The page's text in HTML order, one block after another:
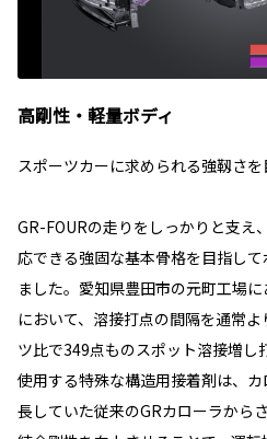
高剛性・軽量ボディ
スポーツカーに求められる強靱さを
GR-FOURの走りをしっかりと支え
応できる強固な基本骨格を目指し
ました。愛知県豊田市の元町工場
において、溶接打点の間隔を通常
ツ比で349点ものスポット溶接増し
使用する特殊な構造用接着剤は、
長していた従来のGRカローラから